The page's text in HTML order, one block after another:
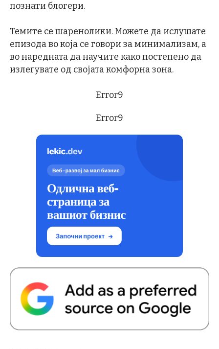
познати блогери.
Темите се шаренолики. Можете да ислушате
епизода во која се говори за минимализам, а
во наредната да научите како постепено да
излегувате од својата комфорна зона.
Error9
Error9